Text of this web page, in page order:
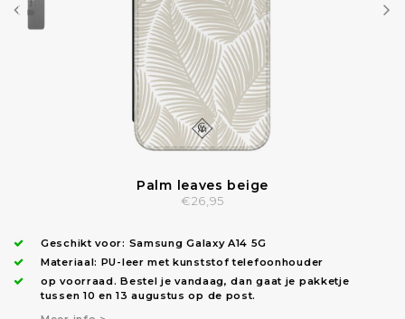
Palm leaves beige
€26,95
Geschikt voor: Samsung Galaxy A14 5G
Materiaal: PU-leer met kunststof telefoonhouder
op voorraad.Bestel je vandaag, dan gaat je pakketje
tussen 10 en 13 augustus op de post.